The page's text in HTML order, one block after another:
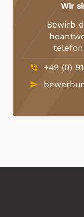
Wir
Bewirb
phone_in_talk +49 (0)
send